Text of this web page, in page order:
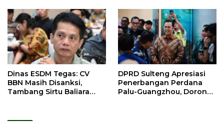
Dinas ESDM Tegas: CV
BBN Masih Disanksi,
Tambang Sirtu Baliara
DPRD Sulteng Apresiasi
Penerbangan Perdana
Palu-Guangzhou, Dorong